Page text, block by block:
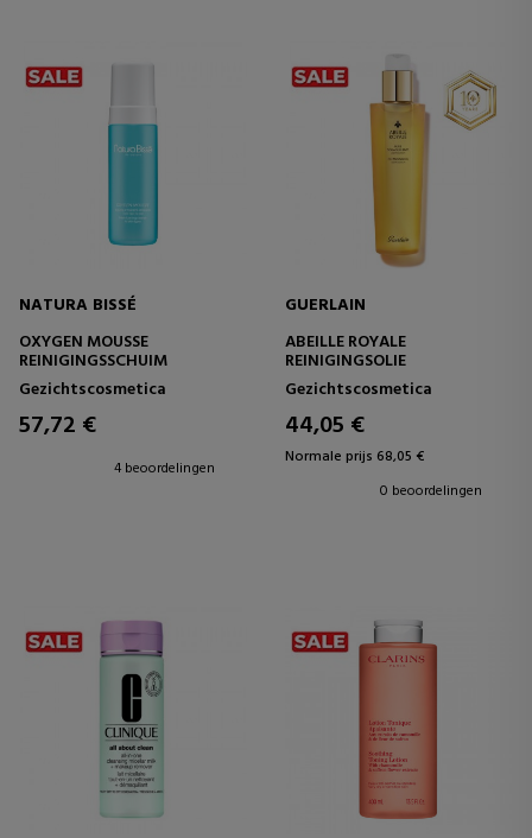
NATURA BISSÉ
OXYGEN MOUSSE
REINIGINGSSCHUIM
Gezichtscosmetica
57,72 €
4 beoordelingen
GUERLAIN
ABEILLE ROYALE
REINIGINGSOLIE
Gezichtscosmetica
44,05 €
Normale prijs 68,05 €
0 beoordelingen